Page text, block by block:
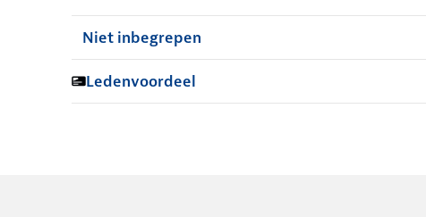
Niet inbegrepen
Ledenvoordeel